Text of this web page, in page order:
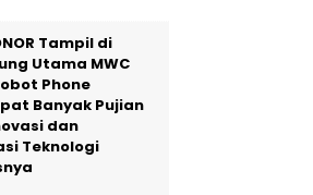
Tampil di
Utama MWC
Phone
Banyak Pujian
dan
Teknologi